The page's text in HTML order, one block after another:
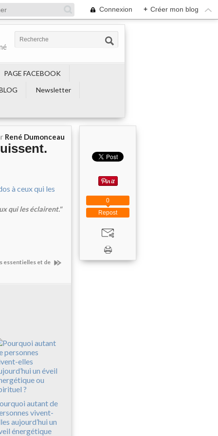
Connexion + Créer mon blog
PAGE FACEBOOK
Newsletter
René Dumonceau
qui les éclairent."
essentielles et de
autant de
vivent-
aujourd’hui un
énergétique
Repost
0